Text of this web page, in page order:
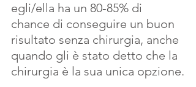
egli/ella ha un 80-85% di
chance di conseguire un buon
risultato senza chirurgia, anche
quando gli è stato detto che la
chirurgia è la sua unica opzione.